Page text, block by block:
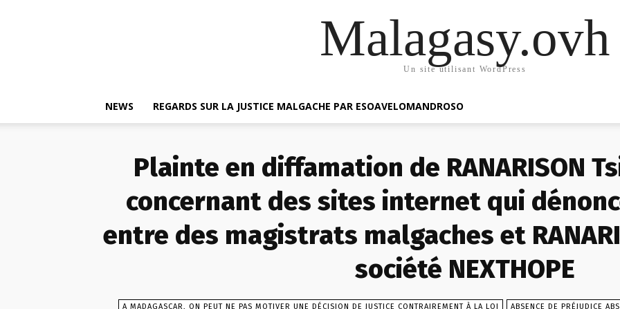
Malagasy.ovh
Un site utilisant WordPress
NEWS REGARDS SUR LA JUSTICE MALGACHE PAR ESOAVELOMANDROSO
Plainte en diffamation de RANARISON
concernant des sites internet qui
entre des magistrats malgaches et
société NEXTHOPE
A MADAGASCAR, ON PEUT NE PAS MOTIVER UNE DÉCISION DE JUSTICE CONTRAIREMENT À LA LOI ABSENCE DE PRÉJUDICE